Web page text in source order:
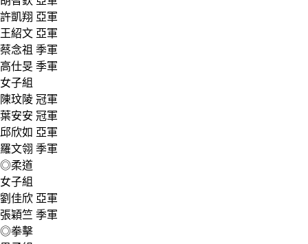
許凱翔 亞軍
王紹文 亞軍
蔡念祖 季軍
高仕旻 季軍
女子組
陳玟陵 冠軍
葉安安 冠軍
邱欣如 亞軍
羅文翎 季軍
◎柔道
女子組
劉佳欣 亞軍
張穎竺 季軍
◎拳擊